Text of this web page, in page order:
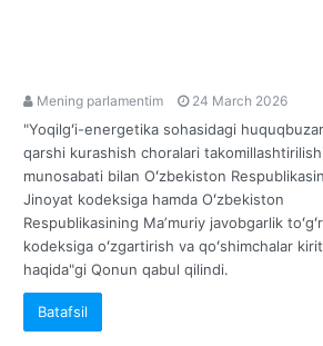
Mening parlamentim 24 March 2026
"Yoqilgʻi-energetika sohasidagi
qarshi kurashish choralari takomillashtirilishi
munosabati bilan Oʻzbekiston
Jinoyat kodeksiga hamda Oʻzbekiston
Respublikasining Maʼmuriy javobgarlik
kodeksiga oʻzgartirish va qoʻshimchalar
haqida"gi Qonun qabul qilindi.
Batafsil